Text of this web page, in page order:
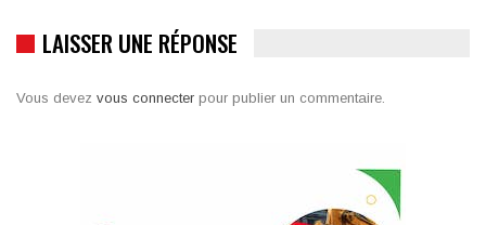
LAISSER UNE RÉPONSE
Vous devez vous connecter pour publier un commentaire.